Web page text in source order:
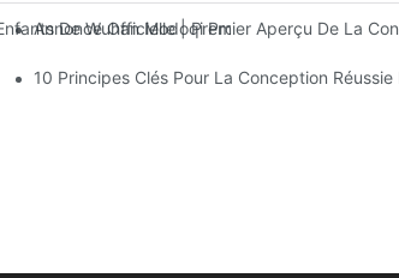
De Wuhan Modoqi Propose Trois Étages
Annonce Officielle | Premier Aperçu De La
10 Principes Clés Pour La Conception Réussie